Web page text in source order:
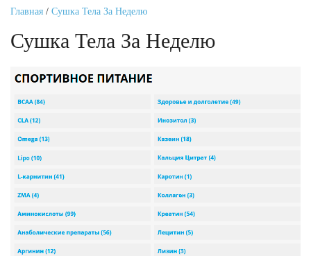
Главная / Сушка Тела За Неделю
Сушка Тела За Неделю